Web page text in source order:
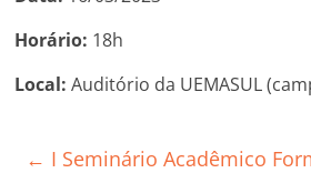
Horário: 18h
Local:Auditório da UEMASUL
← I Seminário Acadêmico